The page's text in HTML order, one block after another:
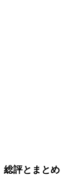
総評とまとめ